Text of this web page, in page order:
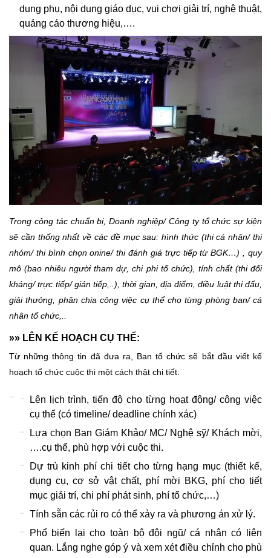
dung phụ, nội dung giáo dục, vui chơi giải trí, nghệ thuật,
quảng cáo thương hiệu,….
Trong công tác chuẩn bị, Doanh nghiệp/ Công ty tổ chức sự kiện
sẽ cần thống nhất về các đề mục sau: hình thức (thi cá nhân/ thi
nhóm/ thi bình chọn onine/ thi đánh giá trực tiếp từ BGK…) , quy
mô (bao nhiêu người tham dự, chi phi tổ chức), tính chất (thi đối
kháng/ trực tiếp/ gián tiếp,..), thời gian, địa điểm, điều luật thi đấu,
giải thưởng, phân chia công việc cụ thể cho từng phòng ban/ cá
nhân tổ chức,..
»» LÊN KẾ HOẠCH CỤ THỂ:
Từ những thông tin đã đưa ra, Ban tổ chức sẽ bắt đầu viết kế
hoạch tổ chức cuộc thi một cách thật chi tiết.
Lên lịch trình, tiến độ cho từng hoạt động/ công việc
cụ thể (có timeline/ deadline chính xác)
Lựa chọn Ban Giám Khảo/ MC/ Nghệ sỹ/ Khách mời,
….cụ thể, phù hợp với cuộc thi.
Dự trù kinh phí chi tiết cho từng hạng mục (thiết kế,
dụng cụ, cơ sở vật chất, phí mời BKG, phí cho tiết
mục giải trí, chi phí phát sinh, phí tổ chức,…)
Tính sẵn các rủi ro có thể xảy ra và phương án xử lý.
Phổ biến lại cho toàn bộ đội ngũ/ cá nhân có liên
quan. Lắng nghe góp ý và xem xét điều chỉnh cho phù